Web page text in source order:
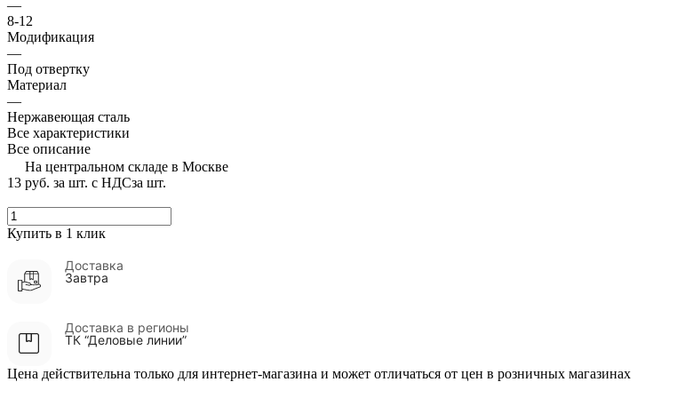
—
8-12
Модификация
—
Под отвертку
Материал
—
Нержавеющая сталь
Все характеристики
Все описание
На центральном складе в Москве
13 руб. за шт. с НДСза шт.
Купить в 1 клик
Доставка
Завтра
Доставка в регионы
ТК “Деловые линии”
Цена действительна только для интернет-магазина и может отличаться от цен в розничных магазинах